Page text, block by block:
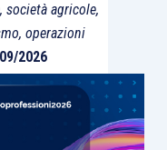
società agricole,
operazioni
2026